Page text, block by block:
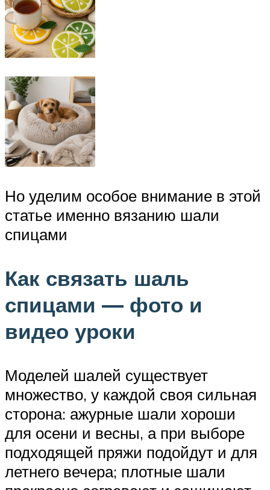
Но уделим особое внимание в этой
статье именно вязанию шали
спицами
Как связать шаль
спицами — фото и
видео уроки
Моделей шалей существует
множество, у каждой своя сильная
сторона: ажурные шали хороши
для осени и весны, а при выборе
подходящей пряжи подойдут и для
летнего вечера; плотные шали